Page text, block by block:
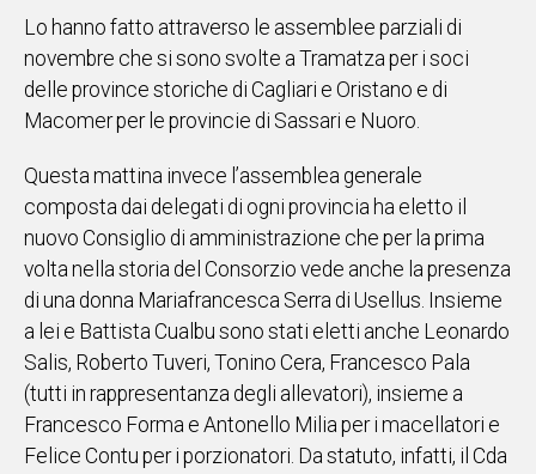
ALTRE
NOTIZIE
POLITICA
ITALIA
NEL
MONDO
SPORT
EVENTI
STORIE
VIDEO
Vai
Lo hanno fatto attraverso le assemblee parziali di
novembre che si sono svolte a Tramatza per i soci
delle province storiche di Cagliari e Oristano e di
Macomer per le provincie di Sassari e Nuoro.
Questa mattina invece l’assemblea generale
composta dai delegati di ogni provincia ha eletto il
nuovo Consiglio di amministrazione che per la prima
volta nella storia del Consorzio vede anche la presenza
di una donna Mariafrancesca Serra di Usellus. Insieme
a lei e Battista Cualbu sono stati eletti anche Leonardo
Salis, Roberto Tuveri, Tonino Cera, Francesco Pala
(tutti in rappresentanza degli allevatori), insieme a
Francesco Forma e Antonello Milia per i macellatori e
Felice Contu per i porzionatori. Da statuto, infatti, il Cda